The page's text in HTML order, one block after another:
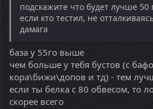
подскажите что будет лучше 50
если кто тестил, не
дамага
база у 55го выше
чем больше у тебя бустов (с
кора\бижи\допов и тд) - тем
если ты белка с 80 обвесом, то
скорее всего